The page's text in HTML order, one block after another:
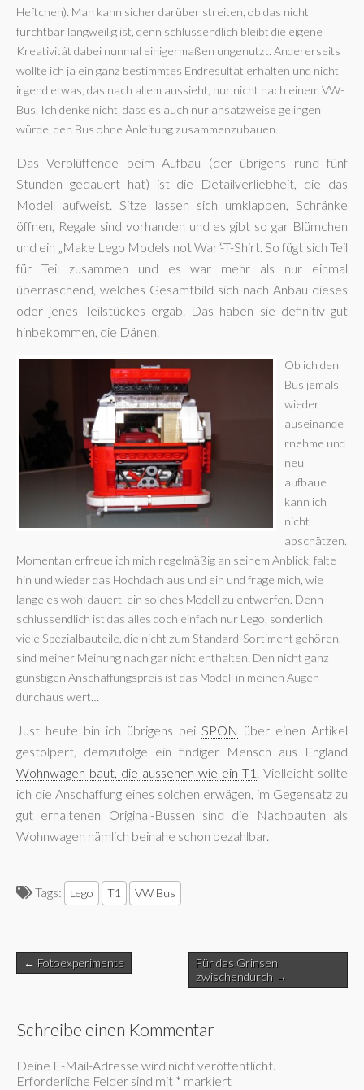
Heftchen). Man kann sicher darüber streiten, ob das nicht
furchtbar langweilig ist, denn schlussendlich bleibt die eigene
Kreativität dabei nunmal einigermaßen ungenutzt. Andererseits
wollte ich ja ein ganz bestimmtes Endresultat erhalten und nicht
irgend etwas, das nach allem aussieht, nur nicht nach einem VW-
Bus. Ich denke nicht, dass es auch nur ansatzweise gelingen
würde, den Bus ohne Anleitung zusammenzubauen.
Das Verblüffende beim Aufbau (der übrigens rund fünf
Stunden gedauert hat) ist die Detailverliebheit, die das
Modell aufweist. Sitze lassen sich umklappen, Schränke
öffnen, Regale sind vorhanden und es gibt so gar Blümchen
und ein „Make Lego Models not War“-T-Shirt. So fügt sich Teil
für Teil zusammen und es war mehr als nur einmal
überraschend, welches Gesamtbild sich nach Anbau dieses
oder jenes Teilstückes ergab. Das haben sie definitiv gut
hinbekommen, die Dänen.
Ob ich den
Bus jemals
wieder
auseinande
rnehme und
neu
aufbaue
kann ich
nicht
abschätzen.
Momentan erfreue ich mich regelmäßig an seinem Anblick, falte
hin und wieder das Hochdach aus und ein und frage mich, wie
lange es wohl dauert, ein solches Modell zu entwerfen. Denn
schlussendlich ist das alles doch einfach nur Lego, sonderlich
viele Spezialbauteile, die nicht zum Standard-Sortiment gehören,
sind meiner Meinung nach gar nicht enthalten. Den nicht ganz
günstigen Anschaffungspreis ist das Modell in meinen Augen
durchaus wert…
Just heute bin ich übrigens bei SPON über einen Artikel
gestolpert, demzufolge ein findiger Mensch aus England
Wohnwagen baut, die aussehen wie ein T1 . Vielleicht sollte
ich die Anschaffung eines solchen erwägen, im Gegensatz zu
gut erhaltenen Original-Bussen sind die Nachbauten als
Wohnwagen nämlich beinahe schon bezahlbar.
Tags: Lego T1 VW Bus
Post
navigation
← Fotoexperimente
Für das Grinsen
zwischendurch →
Schreibe einen Kommentar
Deine E-Mail-Adresse wird nicht veröffentlicht.
Erforderliche Felder sind mit * markiert